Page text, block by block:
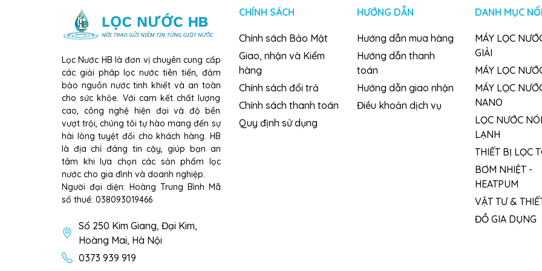
Màng lọc: Màng RO 100GPD Hàn Quốc
»Xuất xứ: Việt Nam
»Kích thước: 320 x 400 x 990 mm
»Trọng lượng: 23 kg
Lợi ích khi sử dụng:
» Bảo vệ sức khỏe toàn diện cho cả gia đình.
»Tiết kiệm chi phí mua nước đóng chai.
»Mang đến nguồn nước tinh khiết, mát lành mỗi ngày.
Kết luận:
Máy lọc nước RO
Lọc Nước HB là đơn vị chuyên cung cấp
các giải pháp lọc nước tiên tiến, đảm
bảo nguồn nước tinh khiết và an toàn
cho sức khỏe. Với cam kết chất lượng
cao, công nghệ hiện đại và độ bền
vượt trội, chúng tôi tự hào mang đến sự
hài lòng tuyệt đối cho khách hàng. HB
là địa chỉ đáng tin cậy, giúp bạn an
tâm khi lựa chọn các sản phẩm lọc
nước cho gia đình và doanh nghiệp.
Người đại diện: Hoàng Trung Bình Mã
số thuế: 038093019466
Số 250 Kim Giang, Đại Kim,
Hoàng Mai, Hà Nội
0373 939 919
CHÍNH SÁCH
Chính sách Bảo Mật
Giao, nhận và Kiểm
hàng
Chính sách đổi trả
Chính sách thanh toán
Quy định sử dụng
HƯỚNG DẪN
Hướng dẫn mua hàng
Hướng dẫn thanh
toán
Hướng dẫn giao nhận
Điều khoản dịch vụ
DANH MỤC
MÁY LỌC
GIẢI
MÁY LỌC
MÁY LỌC
NANO
LỌC NƯỚC
LẠNH
THIẾT BỊ LỌC
BƠM NHIỆT -
HEATPUM
VẬT TƯ &
ĐỒ GIA DỤNG